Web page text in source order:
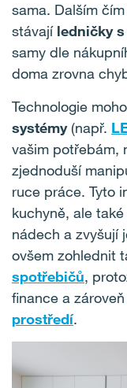
sama. Dalším
stávají ledničky
samy dle
doma zrovna
Technologie
systémy(např.
vašim potřebám,
zjednoduší
ruce práce. Tyto
kuchyně, ale
nádech a zvyšují
ovšem zohlednit
spotřebičů,
finance a
prostředí.